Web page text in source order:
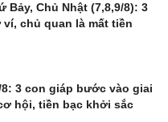
Bảy, Chủ Nhật (7,8,9/8): 3
chủ quan là mất tiền
8: 3 con giáp bước vào giai
hội, tiền bạc khởi sắc